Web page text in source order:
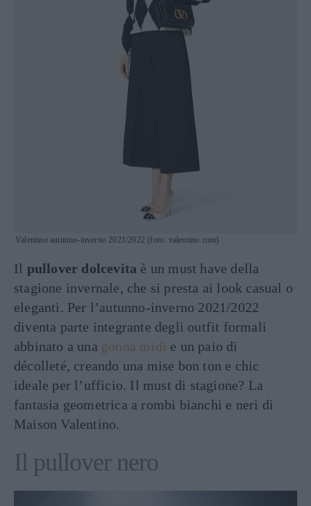
Valentino autunno-inverno 2021/2022 (foto: valentino.com)
Il pullover dolcevita è un must have della
stagione invernale, che si presta ai look casual o
eleganti. Per l’autunno-inverno 2021/2022
diventa parte integrante degli outfit formali
abbinato a una gonna midi e un paio di
décolleté, creando una mise bon ton e chic
ideale per l’ufficio. Il must di stagione? La
fantasia geometrica a rombi bianchi e neri di
Maison Valentino.
Il pullover nero